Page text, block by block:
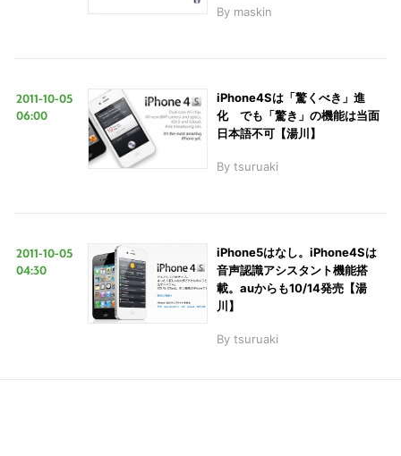
By maskin
2011-10-05
06:00
iPhone4Sは「驚くべき」進
化 でも「驚き」の機能は当面
日本語不可【湯川】
By tsuruaki
2011-10-05
04:30
iPhone5はなし。iPhone4Sは
音声認識アシスタント機能搭
載。auからも10/14発売【湯
川】
By tsuruaki
イ
る